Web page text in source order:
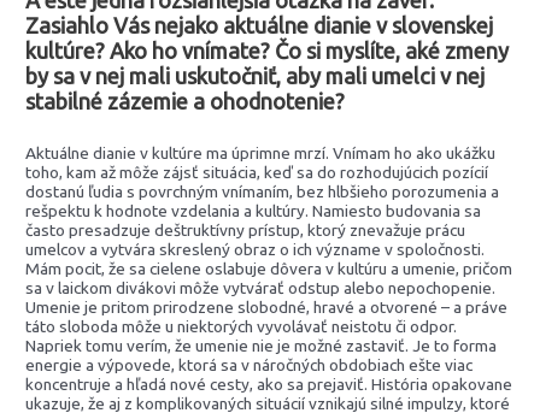
Zasiahlo Vás nejako aktuálne dianie v slovenskej
kultúre? Ako ho vnímate? Čo si myslíte, aké zmeny
by sa v nej mali uskutočniť, aby mali umelci v nej
stabilné zázemie a ohodnotenie?
Aktuálne dianie v kultúre ma úprimne mrzí. Vnímam ho ako ukážku
toho, kam až môže zájsť situácia, keď sa do rozhodujúcich pozícií
dostanú ľudia s povrchným vnímaním, bez hlbšieho porozumenia a
rešpektu k hodnote vzdelania a kultúry. Namiesto budovania sa
často presadzuje deštruktívny prístup, ktorý znevažuje prácu
umelcov a vytvára skreslený obraz o ich význame v spoločnosti.
Mám pocit, že sa cielene oslabuje dôvera v kultúru a umenie, pričom
sa v laickom divákovi môže vytvárať odstup alebo nepochopenie.
Umenie je pritom prirodzene slobodné, hravé a otvorené – a práve
táto sloboda môže u niektorých vyvolávať neistotu či odpor.
Napriek tomu verím, že umenie nie je možné zastaviť. Je to forma
energie a výpovede, ktorá sa v náročných obdobiach ešte viac
koncentruje a hľadá nové cesty, ako sa prejaviť. História opakovane
ukazuje, že aj z komplikovaných situácií vznikajú silné impulzy, ktoré